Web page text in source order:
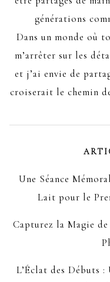
générations
Dans un monde où
m’arrêter sur les
et j’ai envie de
croiserait le chemin
Une Séance
Lait pour le
Capturez la Magie
L’Éclat des Débuts :